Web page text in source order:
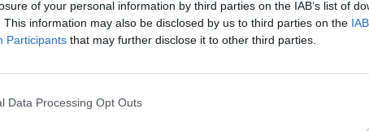
of your personal information by third parties on the IAB’s list of
This information may also be disclosed by us to third parties on the
Participants that may further disclose it to other third parties.
Data Processing Opt Outs
hitelintézetek számára lehet segítség a Parlament
növelni képes bankoknak jár a kedvezmény(ugyanakkor...